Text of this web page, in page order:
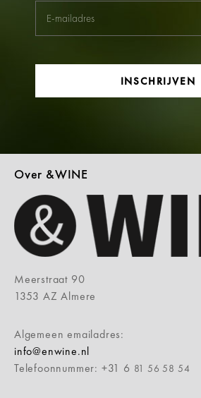
INSCHRIJVEN
Over &WINE
Meerstraat 90
1353 AZ Almere
Algemeen emailadres:
info@enwine.nl
Telefoonnummer: +31 6 81 56 58 54